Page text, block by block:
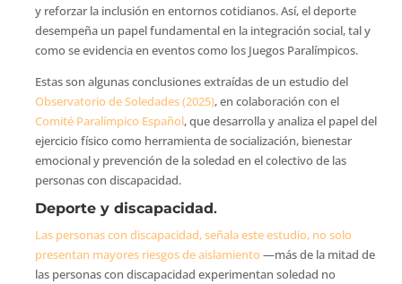
y reforzar la inclusión en entornos cotidianos. Así, el deporte
desempeña un papel fundamental en la integración social, tal y
como se evidencia en eventos como los Juegos Paralímpicos.
Estas son algunas conclusiones extraídas de un estudio del
Observatorio de Soledades (2025), en colaboración con el
Comité Paralímpico Español, que desarrolla y analiza el papel del
ejercicio físico como herramienta de socialización, bienestar
emocional y prevención de la soledad en el colectivo de las
personas con discapacidad.
Deporte y discapacidad.
Las personas con discapacidad, señala este estudio, no solo
presentan mayores riesgos de aislamiento —más de la mitad de
las personas con discapacidad experimentan soledad no